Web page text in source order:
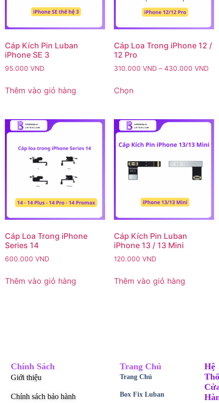
Cáp Kích Pin Luban
iPhone SE 3
95.000 VND
Thêm vào giỏ hàng
Cáp Loa Trong iPhone 12 /
12 Pro
310.000 VND – 430.000 VND
Chọn
Cáp Loa Trong iPhone
Series 14
600.000 VND
Thêm vào giỏ hàng
Cáp Kích Pin Luban
iPhone 13 / 13 Mini
120.000 VND
Thêm vào giỏ hàng
Trang Chủ
Trang Chủ
Box Fix Luban
Chính Sách
Giới thiệu
Chính sách bảo hành
Hệ